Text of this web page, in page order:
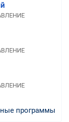
программы